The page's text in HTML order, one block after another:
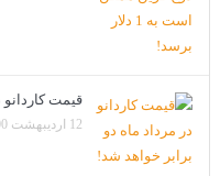
قیمت کاردانو
12 اردیبهشت 1400